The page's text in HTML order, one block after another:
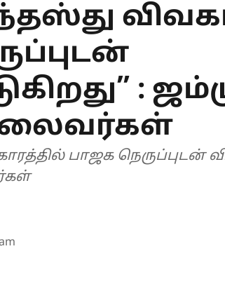
:
பாஜக நெருப்புடன்